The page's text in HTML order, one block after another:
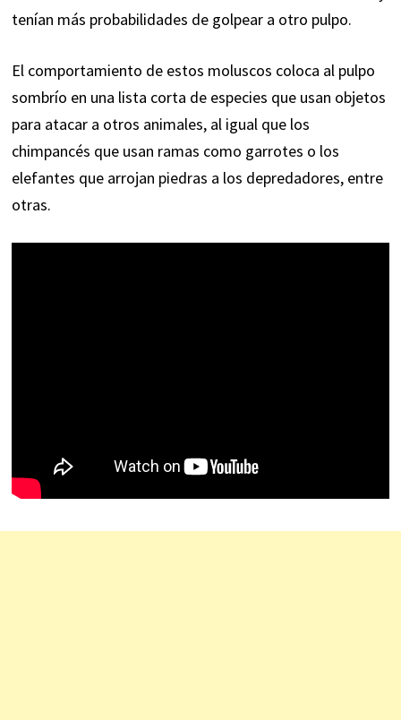
tenían más probabilidades de golpear a otro pulpo.
El comportamiento de estos moluscos coloca al pulpo
sombrío en una lista corta de especies que usan objetos
para atacar a otros animales, al igual que los
chimpancés que usan ramas como garrotes o los
elefantes que arrojan piedras a los depredadores, entre
otras.